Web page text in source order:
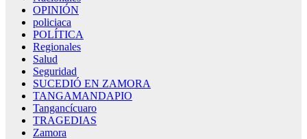
OPINIÓN
policiaca
POLÍTICA
Regionales
Salud
Seguridad
SUCEDIÓ EN ZAMORA
TANGAMANDAPIO
Tangancícuaro
TRAGEDIAS
Zamora